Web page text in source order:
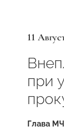
11
при
Глава